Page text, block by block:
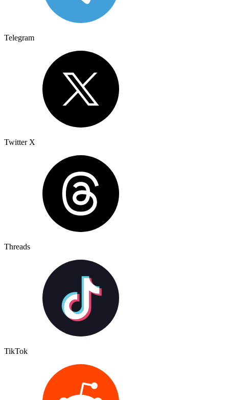
Telegram
Twitter X
Threads
TikTok